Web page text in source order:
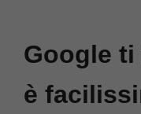
Google ti
è